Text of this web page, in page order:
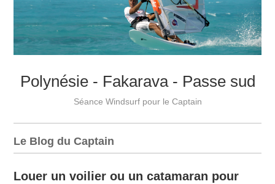
Plus
Polynésie - Fakarava - Passe sud
Séance Windsurf pour le Captain
Le Blog du Captain
Louer un voilier ou un catamaran pour